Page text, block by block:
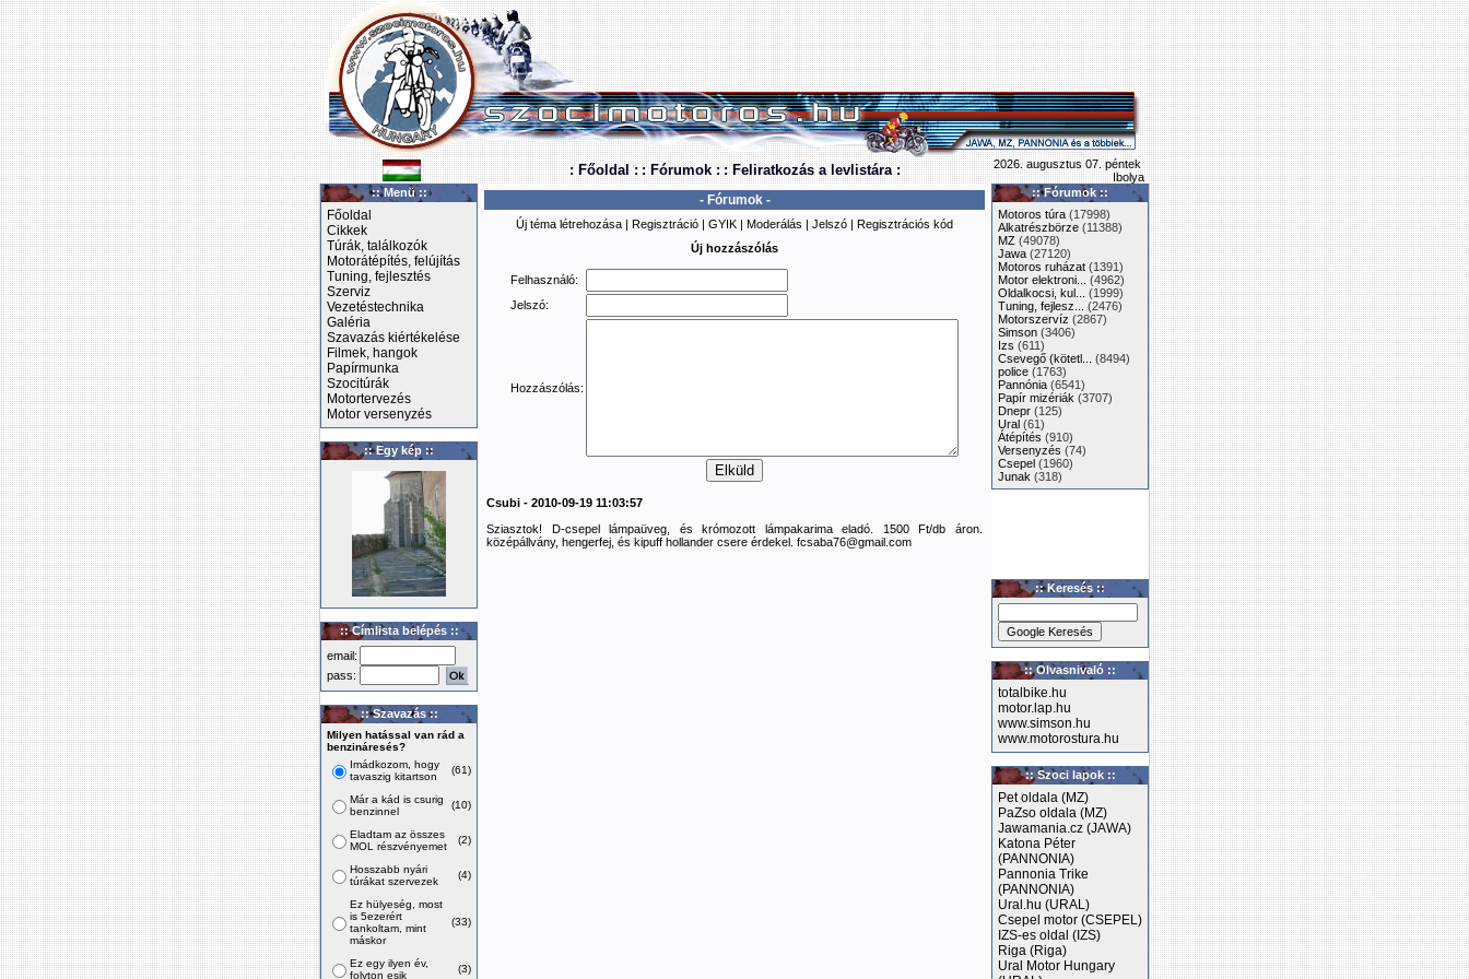
: Főoldal : : Fórumok : : Feliratkozás a levlistára :
2026. augusztus 07. péntek
Ibolya
:: Menü ::
Főoldal
Cikkek
Túrák, találkozók
Motorátépítés, felújítás
Tuning, fejlesztés
Szerviz
Vezetéstechnika
Galéria
Szavazás kiértékelése
Filmek, hangok
Papírmunka
Szocitúrák
Motortervezés
Motor versenyzés
:: Egy kép ::
:: Címlista belépés ::
email:
pass:
:: Szavazás ::
Milyen hatással van rád a
benzináresés?
Imádkozom, hogy
tavaszig kitartson
(61)
Már a kád is csurig
benzinnel
(10)
Eladtam az összes
MOL részvényemet
(2)
Hosszabb nyári
túrákat szervezek
(4)
Ez hülyeség, most
is 5ezerért
tankoltam, mint
máskor
(33)
Ez egy ilyen év,
folyton esik
(3)
- Fórumok -
Új téma létrehozása | Regisztráció | GYIK | Moderálás | Jelszó | Regisztrációs kód
Új hozzászólás
Felhasználó:
Jelszó:
Hozzászólás:
Csubi - 2010-09-19 11:03:57
Sziasztok! D-csepel lámpaüveg, és krómozott lámpakarima eladó. 1500 Ft/db áron.
középállvány, hengerfej, és kipuff hollander csere érdekel. fcsaba76@gmail.com
:: Fórumok ::
Motoros túra (17998)
Alkatrészbörze (11388)
MZ (49078)
Jawa (27120)
Motoros ruházat (1391)
Motor elektroni...
(4962)
Oldalkocsi, kul...
(1999)
Tuning, fejlesz...
(2476)
Motorszervíz (2867)
Simson (3406)
Izs (611)
Csevegő (kötetl...
(8494)
police (1763)
Pannónia (6541)
Papír mizériák (3707)
Dnepr (125)
Ural (61)
Átépítés (910)
Versenyzés (74)
Csepel (1960)
Junak (318)
:: Keresés ::
:: Olvasnivaló ::
totalbike.hu
motor.lap.hu
www.simson.hu
www.motorostura.hu
:: Szoci lapok ::
Pet oldala (MZ)
PaZso oldala (MZ)
Jawamania.cz (JAWA)
Katona Péter
(PANNONIA)
Pannonia Trike
(PANNONIA)
Ural.hu (URAL)
Csepel motor (CSEPEL)
IZS-es oldal (IZS)
Riga (Riga)
Ural Motor Hungary